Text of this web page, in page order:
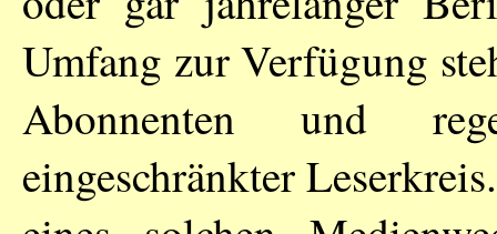
Umfang zur Verfügung
Abonnenten und
eingeschränkter